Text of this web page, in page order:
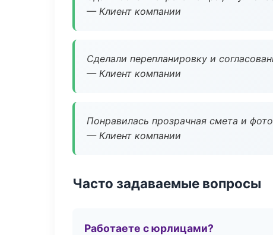
— Клиент компании
Сделали перепланировку и
— Клиент компании
Понравилась прозрачная смета и
— Клиент компании
Часто задаваемые вопросы
Работаете с юрлицами?